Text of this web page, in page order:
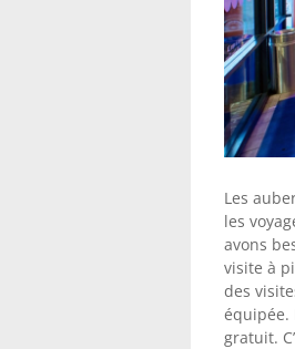
Les
les
avons
visite à
des
équipée.
gratuit.